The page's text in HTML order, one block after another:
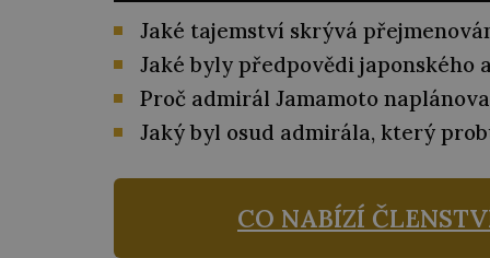
Jaké tajemství skrývá
Jaké byly předpovědi japonského
Proč admirál Jamamoto
Jaký byl osud admirála, který
CO NABÍZÍ